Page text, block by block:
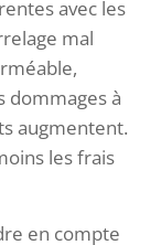
avec les
mal
dommages à
augmentent.
les frais
en compte